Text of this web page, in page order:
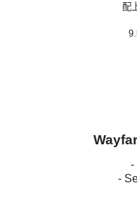
配
-
-